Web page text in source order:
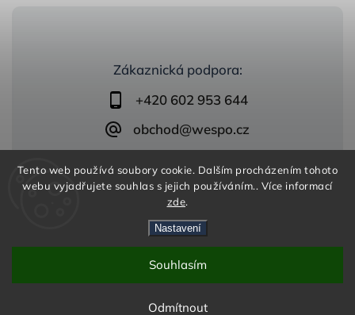
Tento web používá soubory cookie. Dalším procházením tohoto
webu vyjadřujete souhlas s jejich používáním.. Více informací
zde.
Nastavení
Odmítnout
Souhlasím
Zákaznická podpora:
+420 602 953 644
obchod@wespo.cz
zelezobeton.wespo.cz
Shoptet| Design